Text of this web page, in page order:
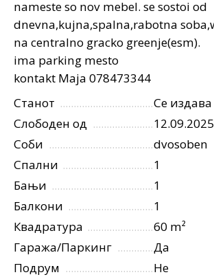
nameste so nov mebel. se sostoi od
dnevna,kujna,spalna,rabotna
na centralno gracko greenje(esm).
ima parking mesto
kontakt Maja 078473344
Станот
Се издава
Слободен од
12.09.2025
Соби
dvosoben
Спални
1
Бањи
1
Балкони
1
Квадратура
60 m²
Гаража/Паркинг
Да
Подрум
Не